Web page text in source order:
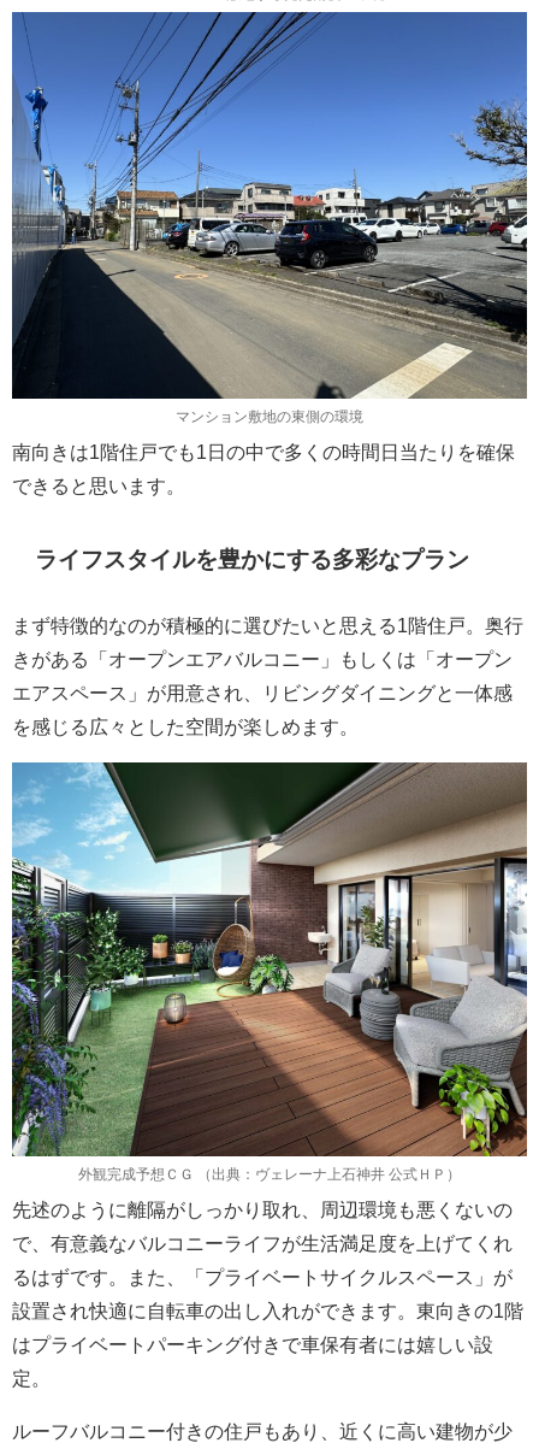
マンション敷地の東側の環境
南向きは1階住戸でも1日の中で多くの時間日当たりを確保
できると思います。
ライフスタイルを豊かにする多彩なプラン
まず特徴的なのが積極的に選びたいと思える1階住戸。奥行
きがある「オープンエアバルコニー」もしくは「オープン
エアスペース」が用意され、リビングダイニングと一体感
を感じる広々とした空間が楽しめます。
外観完成予想ＣＧ （出典：ヴェレーナ上石神井 公式ＨＰ）
先述のように離隔がしっかり取れ、周辺環境も悪くないの
で、有意義なバルコニーライフが生活満足度を上げてくれ
るはずです。また、「プライベートサイクルスペース」が
設置され快適に自転車の出し入れができます。東向きの1階
はプライベートパーキング付きで車保有者には嬉しい設
定。
ルーフバルコニー付きの住戸もあり、近くに高い建物が少